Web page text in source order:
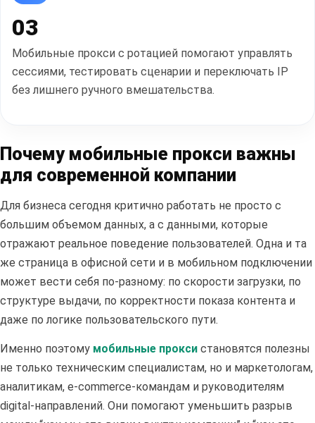
03
Мобильные прокси с ротацией помогают управлять
сессиями, тестировать сценарии и переключать IP
без лишнего ручного вмешательства.
Почему мобильные прокси важны
для современной компании
Для бизнеса сегодня критично работать не просто с
большим объемом данных, а с данными, которые
отражают реальное поведение пользователей. Одна и та
же страница в офисной сети и в мобильном подключении
может вести себя по-разному: по скорости загрузки, по
структуре выдачи, по корректности показа контента и
даже по логике пользовательского пути.
Именно поэтому мобильные прокси становятся полезны
не только техническим специалистам, но и маркетологам,
аналитикам, e-commerce-командам и руководителям
digital-направлений. Они помогают уменьшить разрыв